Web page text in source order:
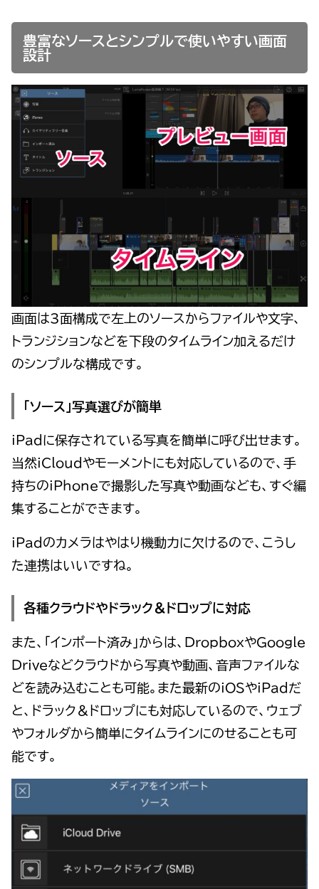
豊富なソースとシンプルで使いやすい画面
設計
画面は3面構成で左上のソースからファイルや文字、
トランジションなどを下段のタイムライン加えるだけ
のシンプルな構成です。
「ソース」写真選びが簡単
iPadに保存されている写真を簡単に呼び出せます。
当然iCloudやモーメントにも対応しているので、手
持ちのiPhoneで撮影した写真や動画なども、すぐ編
集することができます。
iPadのカメラはやはり機動力に欠けるので、こうし
た連携はいいですね。
各種クラウドやドラック＆ドロップに対応
また、「インポート済み」からは、DropboxやGoogle
Driveなどクラウドから写真や動画、音声ファイルな
どを読み込むことも可能。また最新のiOSやiPadだ
と、ドラック＆ドロップにも対応しているので、ウェブ
やフォルダから簡単にタイムラインにのせることも可
能です。